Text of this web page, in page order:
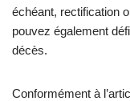
échéant, rectification
pouvez également
décès.
Conformément à